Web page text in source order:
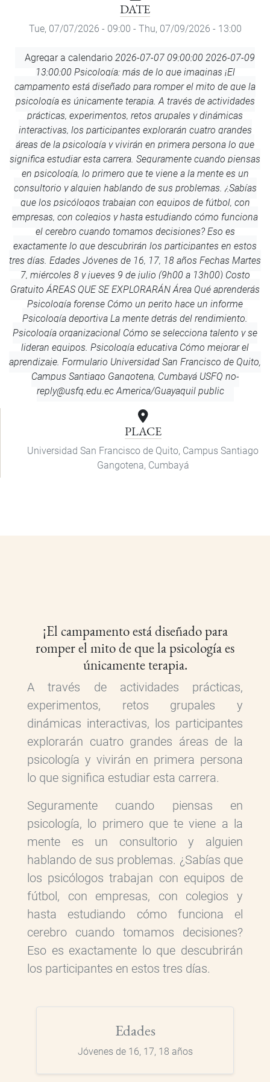
DATE
Tue, 07/07/2026 - 09:00 - Thu, 07/09/2026 - 13:00
Add
Calendar
Agregar a calendario 2026-07-07 09:00:00 2026-07-09
13:00:00 Psicología: más de lo que imaginas ¡El
campamento está diseñado para romper el mito de que la
psicología es únicamente terapia. A través de actividades
prácticas, experimentos, retos grupales y dinámicas
interactivas, los participantes explorarán cuatro grandes
áreas de la psicología y vivirán en primera persona lo que
significa estudiar esta carrera. Seguramente cuando piensas
en psicología, lo primero que te viene a la mente es un
consultorio y alguien hablando de sus problemas. ¿Sabías
que los psicólogos trabajan con equipos de fútbol, con
empresas, con colegios y hasta estudiando cómo funciona
el cerebro cuando tomamos decisiones? Eso es
exactamente lo que descubrirán los participantes en estos
tres días. Edades Jóvenes de 16, 17, 18 años Fechas Martes
7, miércoles 8 y jueves 9 de julio (9h00 a 13h00) Costo
Gratuito ÁREAS QUE SE EXPLORARÁN Área Qué aprenderás
Psicología forense Cómo un perito hace un informe
Psicología deportiva La mente detrás del rendimiento.
Psicología organizacional Cómo se selecciona talento y se
lideran equipos. Psicología educativa Cómo mejorar el
aprendizaje. Formulario Universidad San Francisco de Quito,
Campus Santiago Gangotena, Cumbayá USFQ no-
reply@usfq.edu.ec America/Guayaquil public
PLACE
Universidad San Francisco de Quito, Campus Santiago
Gangotena, Cumbayá
¡El campamento está diseñado para
romper el mito de que la psicología es
únicamente terapia.
A través de actividades prácticas,
experimentos, retos grupales y
dinámicas interactivas, los participantes
explorarán cuatro grandes áreas de la
psicología y vivirán en primera persona
lo que significa estudiar esta carrera.
Seguramente cuando piensas en
psicología, lo primero que te viene a la
mente es un consultorio y alguien
hablando de sus problemas. ¿Sabías que
los psicólogos trabajan con equipos de
fútbol, con empresas, con colegios y
hasta estudiando cómo funciona el
cerebro cuando tomamos decisiones?
Eso es exactamente lo que descubrirán
los participantes en estos tres días.
Edades
Jóvenes de 16, 17, 18 años